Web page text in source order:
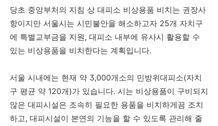
당초 중앙부처의 지침 상 대피소 비상용품 비치는 권장사
항이지만 서울시는 시민불안을 해소하고자 25개 자치구
에 특별교부금을 지원, 대피소 내부에 유사시 활용할 수
있는 비상용품을 비치한다는 계획입니다.
서울 시내에는 현재 약 3,000개소의 민방위대피소(자치
구 평균 약 120개)가 있습니다. 시는 비상용품이 구비되지
않은 대피시설은 조속히 필요한 용품을 비치하게끔 조치
하고, 대피시설이 본연의 기능을 할 수 있도록 관리해 줄